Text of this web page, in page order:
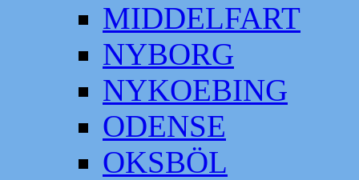
MIDDELFART
NYBORG
NYKOEBING
ODENSE
OKSBÖL